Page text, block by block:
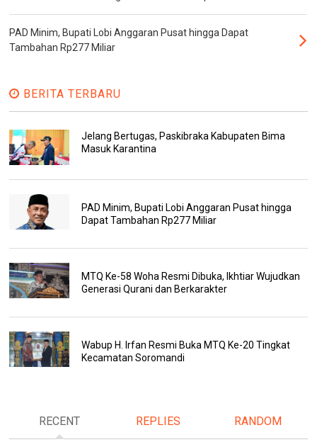
PAD Minim, Bupati Lobi Anggaran Pusat hingga Dapat
Tambahan Rp277 Miliar
BERITA TERBARU
Jelang Bertugas, Paskibraka Kabupaten Bima
Masuk Karantina
PAD Minim, Bupati Lobi Anggaran Pusat hingga
Dapat Tambahan Rp277 Miliar
MTQ Ke-58 Woha Resmi Dibuka, Ikhtiar Wujudkan
Generasi Qurani dan Berkarakter
Wabup H. Irfan Resmi Buka MTQ Ke-20 Tingkat
Kecamatan Soromandi
RECENT REPLIES RANDOM